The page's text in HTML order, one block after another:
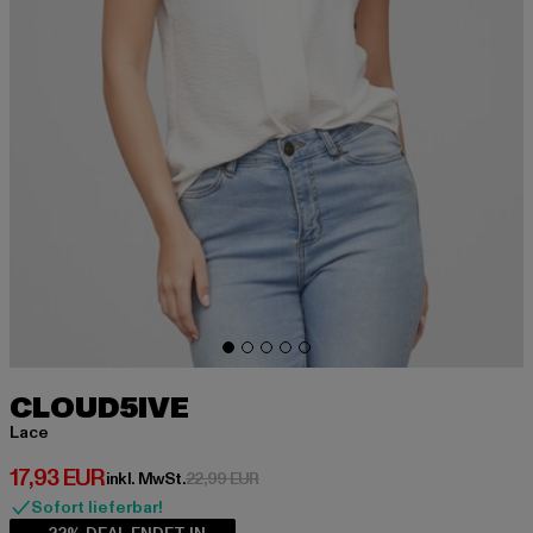
CLOUD5IVE
Lace
17,93 EUR
Derzeitiger Preis: 17,93 EUR
inkl. MwSt.22,99 EURAktionspreis: 22,99 EUR
Sofort lieferbar!